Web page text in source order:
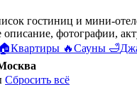
гостиниц и мини-
фотографии,
🏠Квартиры 🔥Сауны 🛁
Сбросить всё